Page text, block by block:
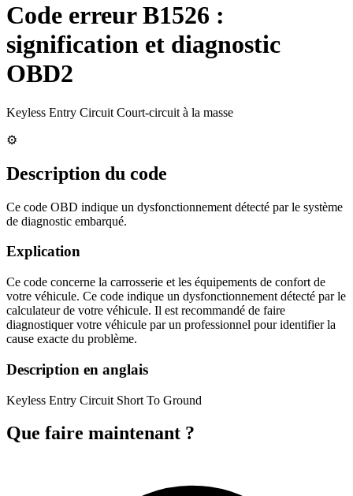
Code erreurB1526 :
signification et diagnostic
OBD2
Keyless Entry Circuit Court-circuit à la masse
⚙️
Description du code
Ce code OBD indique un dysfonctionnement détecté par le système
de diagnostic embarqué.
Explication
Ce code concerne la carrosserie et les équipements de confort de
votre véhicule. Ce code indique un dysfonctionnement détecté par le
calculateur de votre véhicule. Il est recommandé de faire
diagnostiquer votre véhicule par un professionnel pour identifier la
cause exacte du problème.
Description en anglais
Keyless Entry Circuit Short To Ground
Que faire maintenant ?